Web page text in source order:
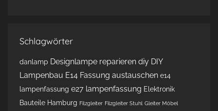
Schlagwörter
danlamp Designlampe reparieren diy DIY
Lampenbau E14 Fassung austauschen e14
lampenfassung e27 lampenfassung Elektronik
Bauteile Hamburg Filzgleiter Filzgleiter Stuhl Gleiter Möbel